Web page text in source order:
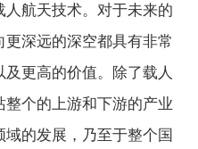
航天技术。对于未来的
深远的深空都具有非常
更高的价值。除了载人
个的上游和下游的产业
的发展，乃至于整个国